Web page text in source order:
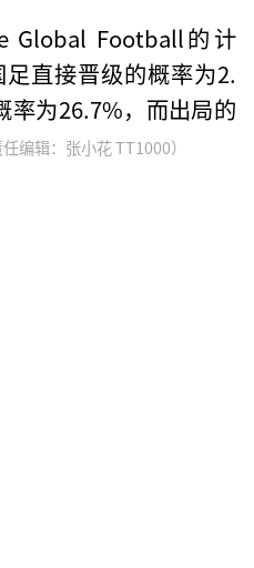
Global Football的计
直接晋级的概率为2.
率为26.7%，而出局的
任编辑：张小花 TT1000）